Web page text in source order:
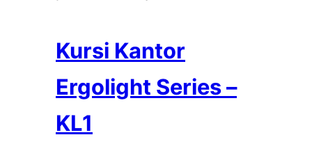
Kursi Kantor
Ergolight Series –
KL1